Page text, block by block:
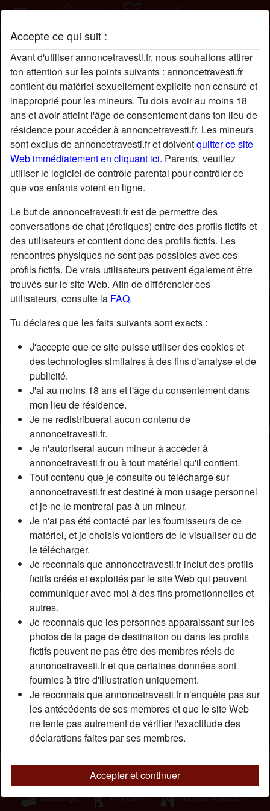
Accepte ce qui suit :
Avant d'utiliser annoncetravesti.fr, nous souhaitons attirer
ton attention sur les points suivants : annoncetravesti.fr
contient du matériel sexuellement explicite non censuré et
inapproprié pour les mineurs. Tu dois avoir au moins 18
ans et avoir atteint l'âge de consentement dans ton lieu de
résidence pour accéder à annoncetravesti.fr. Les mineurs
sont exclus de annoncetravesti.fr et doiventquitter ce site
Web immédiatement en cliquant ici. Parents, veuillez
utiliser le logiciel de contrôle parental pour contrôler ce
que vos enfants voient en ligne.
Le but de annoncetravesti.fr est de permettre des
conversations de chat (érotiques) entre des profils fictifs et
des utilisateurs et contient donc des profils fictifs. Les
rencontres physiques ne sont pas possibles avec ces
profils fictifs. De vrais utilisateurs peuvent également être
trouvés sur le site Web. Afin de différencier ces
utilisateurs, consulte la FAQ.
Tu déclares que les faits suivants sont exacts :
J'accepte que ce site puisse utiliser des cookies et
des technologies similaires à des fins d'analyse et de
publicité.
J'ai au moins 18 ans et l'âge du consentement dans
mon lieu de résidence.
Je ne redistribuerai aucun contenu de
annoncetravesti.fr.
Je n'autoriserai aucun mineur à accéder à
annoncetravesti.fr ou à tout matériel qu'il contient.
Tout contenu que je consulte ou télécharge sur
annoncetravesti.fr est destiné à mon usage personnel
et je ne le montrerai pas à un mineur.
Je n'ai pas été contacté par les fournisseurs de ce
matériel, et je choisis volontiers de le visualiser ou de
le télécharger.
Je reconnais que annoncetravesti.fr inclut des profils
fictifs créés et exploités par le site Web qui peuvent
communiquer avec moi à des fins promotionnelles et
autres.
Je reconnais que les personnes apparaissant sur les
photos de la page de destination ou dans les profils
fictifs peuvent ne pas être des membres réels de
annoncetravesti.fr et que certaines données sont
fournies à titre d'illustration uniquement.
Je reconnais que annoncetravesti.fr n'enquête pas sur
les antécédents de ses membres et que le site Web
ne tente pas autrement de vérifier l'exactitude des
déclarations faites par ses membres.
Accepter et continuer
AmeYseultt profil
starAjouter chatDiscuter !
Nickname:
AmeYseultt
Âge:
35
Pays:
France
Département:
Hauts-de-Seine
Sexe:
Transexuelle
Sexualité:
Bisexuel(le)
Relation:
Couleur des cheveux:
Brunette
Couleur des yeux:
Brun
person_pin Description
Coucou lеs соquіns, jе suіs unе trаnsехuеllе , mоn
fаntаsmе с'еst dе bаіsеr sоus lа dоuсhе. J'аіmе sеntіr
quаnd l'еаu sаvоnnеusе соulе sur mоn соrрs, mа bіtе,
mеs соuіllеs еt quаnd оn рrеnd раr lе сul. Jе trоuvе quе çа
rеntrеr mіеuх аvес un реu d'еаu sоus lа dоuсhе lоl
Cherche
Homme, Transexuelle, Hétéro, Bisexuel(le)
Massage Fellation Jouets sexuels